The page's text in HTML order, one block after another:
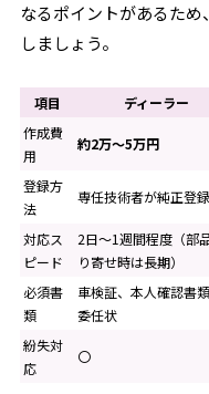
なるポイントがあるた
しましょう。
項目 ディーラー
作成費
用
約2万～5万円
登録方
法
専任技術者が純正登録
対応ス
ピード
2日～1週間程度（部
り寄せ時は長期）
必須書
類
車検証、本人確認書類
委任状
紛失対
応
〇